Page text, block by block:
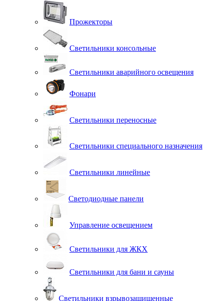
Прожекторы
Светильники консольные
Светильники аварийного освещения
Фонари
Светильники переносные
Светильники специального назначения
Светильники линейные
Светодиодные панели
Управление освещением
Светильники для ЖКХ
Светильники для бани и сауны
Светильники взрывозащищенные